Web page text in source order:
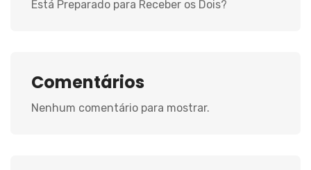
Está Preparado para Receber os Dois?
Comentários
Nenhum comentário para mostrar.